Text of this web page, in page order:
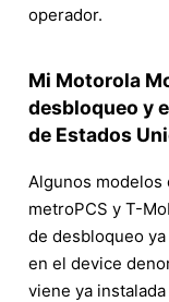
operador.
Mi Motorola
desbloqueo y
de Estados
Algunos modelos
metroPCS y T-
de desbloqueo
en el device
viene ya